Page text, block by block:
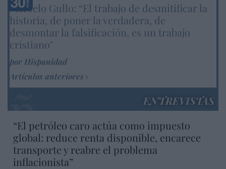
Marcelo Gullo: “El trabajo de desmitificar la
historia, de poner la verdadera, de
desmontar la falsificación, es un trabajo
cristiano"
por Hispanidad
Artículos anteriores
ENTREVISTAS
“El petróleo caro actúa como impuesto
global: reduce renta disponible, encarece
transporte y reabre el problema
inflacionista”